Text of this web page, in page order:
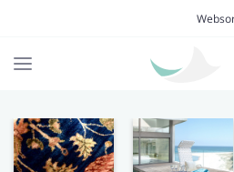
AKCIÓK
SZŐNYEG